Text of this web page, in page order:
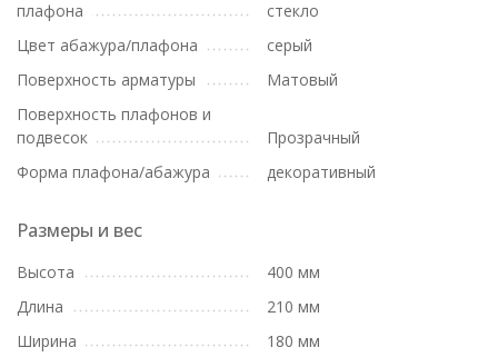
плафона
стекло
Цвет абажура/плафона
серый
Поверхность арматуры
Матовый
Поверхность плафонов и
подвесок
Прозрачный
Форма плафона/абажура
декоративный
Размеры и вес
Высота
400 мм
Длина
210 мм
Ширина
180 мм